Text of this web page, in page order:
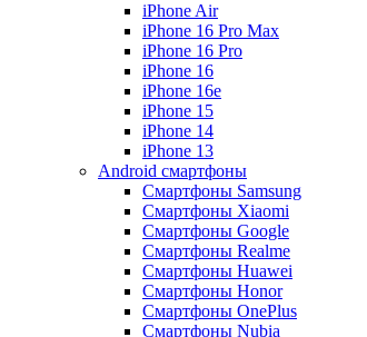
iPhone Air
iPhone 16 Pro Max
iPhone 16 Pro
iPhone 16
iPhone 16e
iPhone 15
iPhone 14
iPhone 13
Android cмартфоны
Смартфоны Samsung
Смартфоны Xiaomi
Смартфоны Google
Смартфоны Realme
Смартфоны Huawei
Смартфоны Honor
Смартфоны OnePlus
Смартфоны Nubia